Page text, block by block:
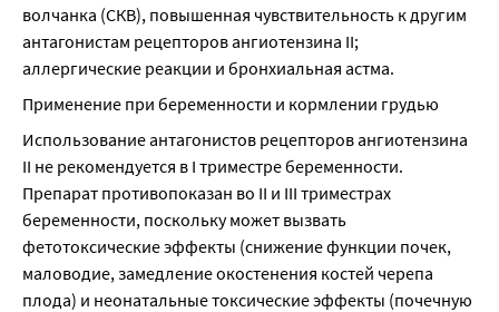
волчанка (СКВ), повышенная чувствительность к другим
антагонистам рецепторов ангиотензина II;
аллергические реакции и бронхиальная астма.
Применение при беременности и кормлении грудью
Использование антагонистов рецепторов ангиотензина
II не рекомендуется в I триместре беременности.
Препарат противопоказан во II и III триместрах
беременности, поскольку может вызвать
фетотоксические эффекты (снижение функции почек,
маловодие, замедление окостенения костей черепа
плода) и неонатальные токсические эффекты (почечную